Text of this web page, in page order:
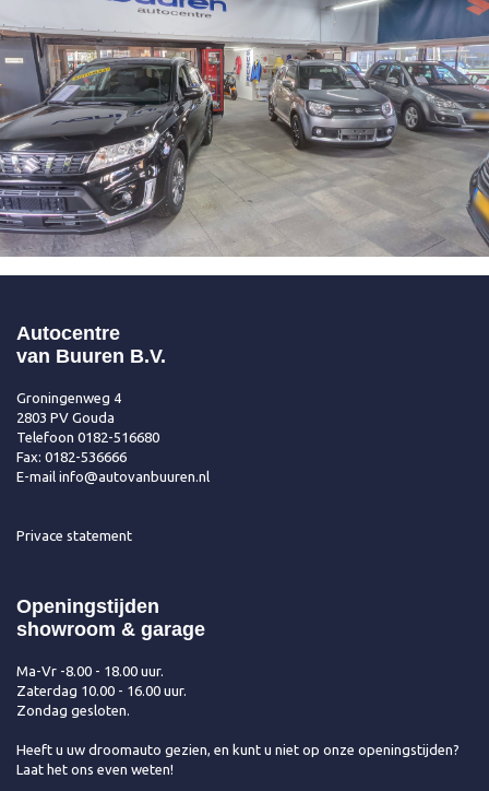
Autocentre
van Buuren B.V.
Groningenweg 4
2803 PV Gouda
Telefoon 0182-516680
Fax: 0182-536666
E-mail info@autovanbuuren.nl
Privace statement
Openingstijden
showroom & garage
Ma-Vr -8.00 - 18.00 uur.
Zaterdag 10.00 - 16.00 uur.
Zondag gesloten.
Heeft u uw droomauto gezien, en kunt u niet op onze openingstijden?
Laat het ons even weten!